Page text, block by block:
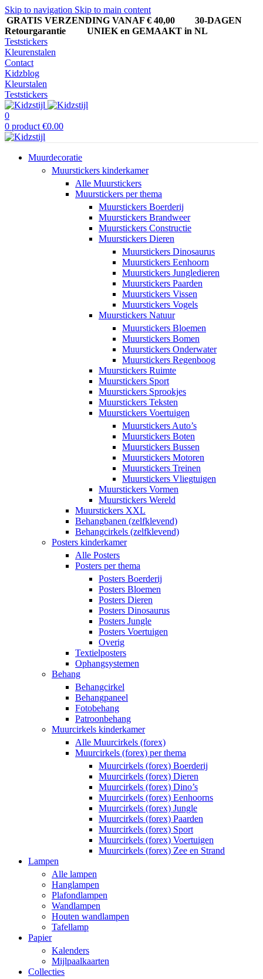
Skip to navigation Skip to main content
GRATIS VERZENDING VANAF € 40,00
30-DAGEN
Retourgarantie UNIEK en GEMAAKT in NL
Teststickers
Kleurenstalen
Contact
Kidzblog
Kleurstalen
Teststickers
0
0 product €0.00
Muurdecoratie
Muurstickers kinderkamer
Alle Muurstickers
Muurstickers per thema
Muurstickers Boerderij
Muurstickers Brandweer
Muurstickers Constructie
Muurstickers Dieren
Muurstickers Dinosaurus
Muurstickers Eenhoorn
Muurstickers Jungledieren
Muurstickers Paarden
Muurstickers Vissen
Muurstickers Vogels
Muurstickers Natuur
Muurstickers Bloemen
Muurstickers Bomen
Muurstickers Onderwater
Muurstickers Regenboog
Muurstickers Ruimte
Muurstickers Sport
Muurstickers Sprookjes
Muurstickers Teksten
Muurstickers Voertuigen
Muurstickers Auto’s
Muurstickers Boten
Muurstickers Bussen
Muurstickers Motoren
Muurstickers Treinen
Muurstickers Vliegtuigen
Muurstickers Vormen
Muurstickers Wereld
Muurstickers XXL
Behangbanen (zelfklevend)
Behangcirkels (zelfklevend)
Posters kinderkamer
Alle Posters
Posters per thema
Posters Boerderij
Posters Bloemen
Posters Dieren
Posters Dinosaurus
Posters Jungle
Posters Voertuigen
Overig
Textielposters
Ophangsystemen
Behang
Behangcirkel
Behangpaneel
Fotobehang
Patroonbehang
Muurcirkels kinderkamer
Alle Muurcirkels (forex)
Muurcirkels (forex) per thema
Muurcirkels (forex) Boerderij
Muurcirkels (forex) Dieren
Muurcirkels (forex) Dino’s
Muurcirkels (forex) Eenhoorns
Muurcirkels (forex) Jungle
Muurcirkels (forex) Paarden
Muurcirkels (forex) Sport
Muurcirkels (forex) Voertuigen
Muurcirkels (forex) Zee en Strand
Lampen
Alle lampen
Hanglampen
Plafondlampen
Wandlampen
Houten wandlampen
Tafellamp
Papier
Kalenders
Mijlpaalkaarten
Collecties